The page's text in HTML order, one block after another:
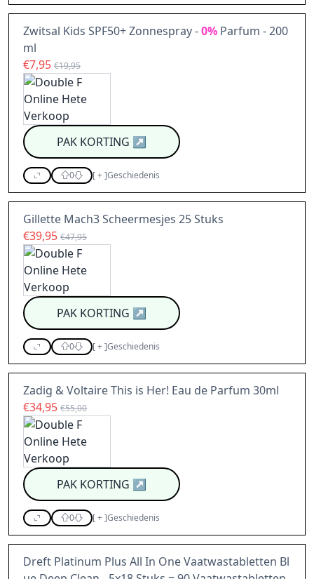
Zwitsal Kids SPF50+ Zonnespray -0% Parfum - 200
ml
€7,95 €19,95
PAK KORTING ↗
0 [+]Geschiedenis
Gillette Mach3 Scheermesjes 25 Stuks
€39,95 €47,95
PAK KORTING ↗
0 [+]Geschiedenis
Zadig & Voltaire This is Her! Eau de Parfum 30ml
€34,95 €55,00
PAK KORTING ↗
0 [+]Geschiedenis
Dreft Platinum Plus All In One Vaatwastabletten Bl